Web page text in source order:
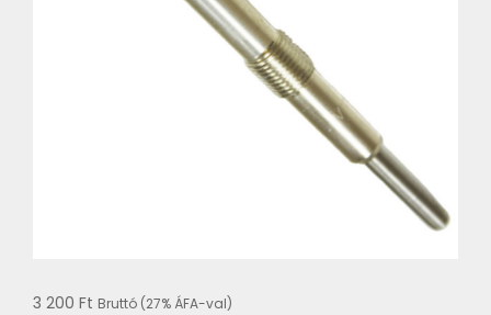
3 200 Ft Bruttó (27% ÁFA-val)